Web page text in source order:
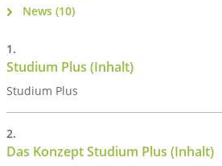
News (10)
Studium Plus (Inhalt)
Studium Plus
Das Konzept Studium Plus (Inhalt)